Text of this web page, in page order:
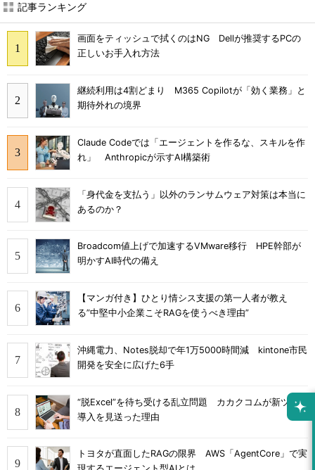
記事ランキング
画面をティッシュで拭くのはNG Dellが推奨するPCの
正しいお手入れ方法
継続利用は4割どまり M365 Copilotが「効く業務」と
期待外れの境界
Claude Codeでは「エージェントを作るな、スキルを作
れ」 Anthropicが示すAI構築術
「身代金を支払う」以外のランサムウェア対策は本当に
あるのか？
Broadcom値上げで加速するVMware移行 HPE幹部が
明かすAI時代の備え
【マンガ付き】ひとり情シス支援の第一人者が教え
る”中堅中小企業こそRAGを使うべき理由”
沖縄電力、Notes脱却で年1万5000時間減 kintone市民
開発を安全に広げた6手
“脱Excel”を待ち受ける乱立問題 カカクコムが新ツール
導入を見送った理由
トヨタが直面したRAGの限界 AWS「AgentCore」で実